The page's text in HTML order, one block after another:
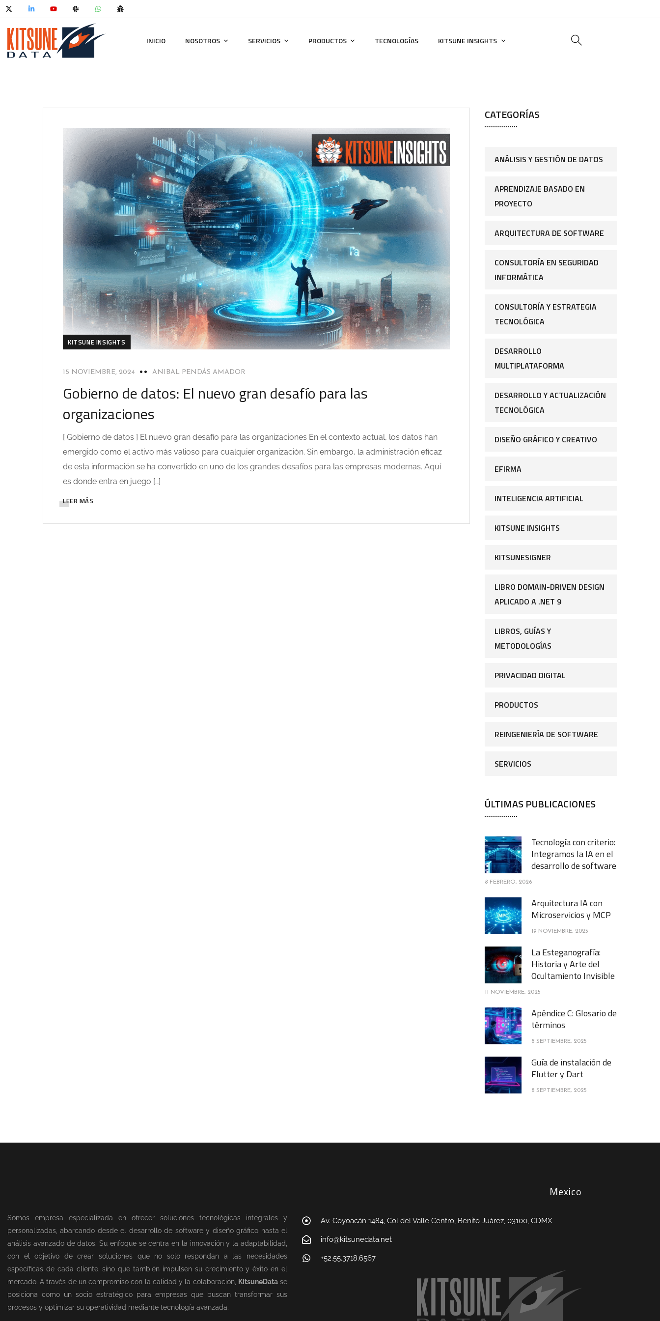
INICIO NOSOTROS SERVICIOS PRODUCTOS TECNOLOGÍAS KITSUNE INSIGHTS
KITSUNE INSIGHTS
15 NOVIEMBRE, 2024 ANIBAL PENDÁS AMADOR
Gobierno de datos: El nuevo gran desafío para las
organizaciones
[ Gobierno de datos ] El nuevo gran desafío para las organizaciones En el contexto actual, los datos han
emergido como el activo más valioso para cualquier organización. Sin embargo, la administración eficaz
de esta información se ha convertido en uno de los grandes desafíos para las empresas modernas. Aquí
es donde entra en juego […]
LEER MÁS
CATEGORÍAS
ANÁLISIS Y GESTIÓN DE DATOS
APRENDIZAJE BASADO EN
PROYECTO
ARQUITECTURA DE SOFTWARE
CONSULTORÍA EN SEGURIDAD
INFORMÁTICA
CONSULTORÍA Y ESTRATEGIA
TECNOLÓGICA
DESARROLLO
MULTIPLATAFORMA
DESARROLLO Y ACTUALIZACIÓN
TECNOLÓGICA
DISEÑO GRÁFICO Y CREATIVO
EFIRMA
INTELIGENCIA ARTIFICIAL
KITSUNE INSIGHTS
KITSUNESIGNER
LIBRO DOMAIN-DRIVEN DESIGN
APLICADO A .NET 9
LIBROS, GUÍAS Y
METODOLOGÍAS
PRIVACIDAD DIGITAL
PRODUCTOS
REINGENIERÍA DE SOFTWARE
SERVICIOS
ÚLTIMAS PUBLICACIONES
Tecnología con criterio:
Integramos la IA en el
desarrollo de software
8 FEBRERO, 2026
Arquitectura IA con
Microservicios y MCP
19 NOVIEMBRE, 2025
La Esteganografía:
Historia y Arte del
Ocultamiento Invisible
11 NOVIEMBRE, 2025
Apéndice C: Glosario de
términos
8 SEPTIEMBRE, 2025
Guía de instalación de
Flutter y Dart
8 SEPTIEMBRE, 2025
Somos empresa especializada en ofrecer soluciones tecnológicas integrales y
personalizadas, abarcando desde el desarrollo de software y diseño gráfico hasta el
análisis avanzado de datos. Su enfoque se centra en la innovación y la adaptabilidad,
con el objetivo de crear soluciones que no solo respondan a las necesidades
específicas de cada cliente, sino que también impulsen su crecimiento y éxito en el
mercado. A través de un compromiso con la calidad y la colaboración, KitsuneDatase
posiciona como un socio estratégico para empresas que buscan transformar sus
procesos y optimizar su operatividad mediante tecnología avanzada.
Mexico
Av. Coyoacán 1484, Col del Valle Centro, Benito Juárez, 03100, CDMX
info@kitsunedata.net
+52.55.3718.6567